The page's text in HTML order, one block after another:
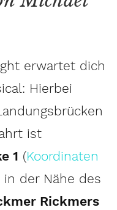
erwartet dich
Hierbei
ist
1 (Koordinaten
in der Nähe des
Rickmers